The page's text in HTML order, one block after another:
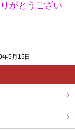
がとうござい
5月15日